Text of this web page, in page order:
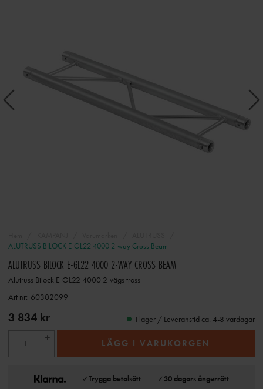
ALUTRUSS BILOCK E-GL22 4000 2-way Cross Beam
ALUTRUSS BILOCK E-GL22 4000 2-WAY CROSS BEAM
Alutruss Bilock E-GL22 4000 2-vägs tross
Art nr: 60302099
3 834 kr I lager / Leveranstid ca. 4-8 vardagar
LÄGG I VARUKORGEN
✓Trygga betalsätt ✓30 dagars ångerrätt